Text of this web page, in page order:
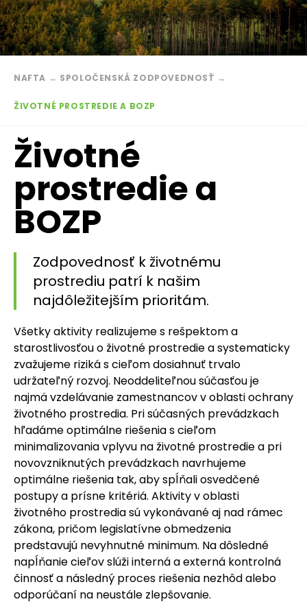
Breadcrumb
NAFTA → SPOLOČENSKÁ ZODPOVEDNOSŤ →
ŽIVOTNÉ PROSTREDIE A BOZP
Životné
prostredie a
BOZP
Zodpovednosť k životnému
prostrediu patrí k našim
najdôležitejším prioritám.
Všetky aktivity realizujeme s rešpektom a
starostlivosťou o životné prostredie a systematicky
zvažujeme riziká s cieľom dosiahnuť trvalo
udržateľný rozvoj. Neoddeliteľnou súčasťou je
najmä vzdelávanie zamestnancov v oblasti ochrany
životného prostredia. Pri súčasných prevádzkach
hľadáme optimálne riešenia s cieľom
minimalizovania vplyvu na životné prostredie a pri
novovzniknutých prevádzkach navrhujeme
optimálne riešenia tak, aby spĺňali osvedčené
postupy a prísne kritériá. Aktivity v oblasti
životného prostredia sú vykonávané aj nad rámec
zákona, pričom legislatívne obmedzenia
predstavujú nevyhnutné minimum. Na dôsledné
napĺňanie cieľov slúži interná a externá kontrolná
činnosť a následný proces riešenia nezhôd alebo
odporúčaní na neustále zlepšovanie.